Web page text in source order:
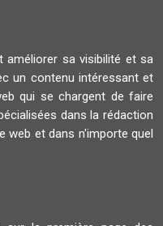
sa visibilité et sa
un contenu intéressant et
qui se chargent de faire
dans la rédaction
web et dans n'importe quel